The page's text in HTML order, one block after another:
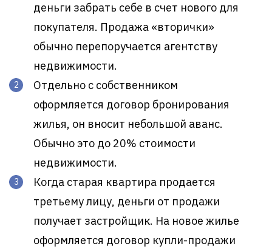
деньги забрать себе в счет нового для
покупателя. Продажа «вторички»
обычно перепоручается агентству
недвижимости.
Отдельно с собственником
оформляется договор бронирования
жилья, он вносит небольшой аванс.
Обычно это до 20% стоимости
недвижимости.
Когда старая квартира продается
третьему лицу, деньги от продажи
получает застройщик. На новое жилье
оформляется договор купли-продажи